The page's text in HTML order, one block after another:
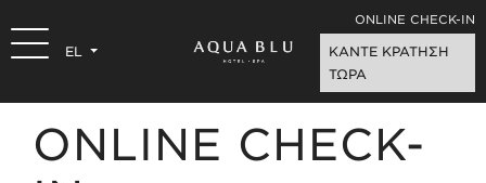
EL
ONLINE CHECK-IN
ΚΑΝΤΕ ΚΡΑΤΗΣΗ
ΤΩΡΑ
ONLINE CHECK-